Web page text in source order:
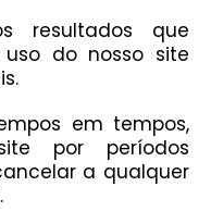
resultados que
do nosso site
em tempos,
por períodos
a qualquer